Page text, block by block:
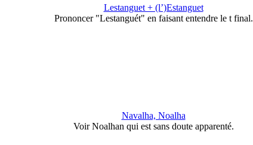
Lestanguet + (l’)Estanguet
Prononcer "Lestanguét" en faisant entendre le t final.
Navalha, Noalha
Voir Noalhan qui est sans doute apparenté.